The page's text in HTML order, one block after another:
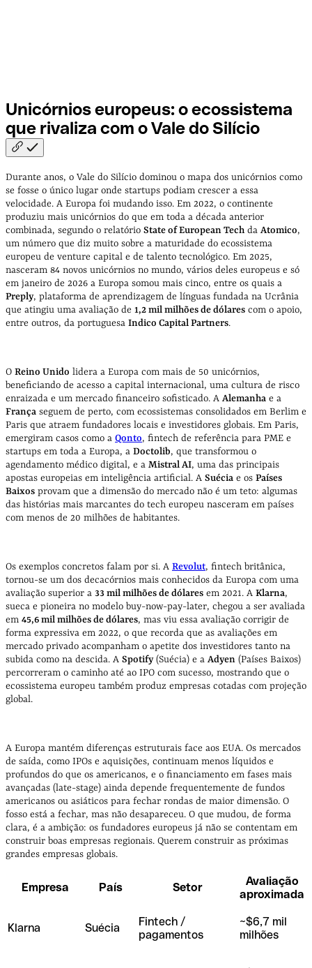
Unicórnios europeus: o ecossistema
que rivaliza com o Vale doSilício
Durante anos, o Vale do Silício dominou o mapa dos unicórnios como
se fosse o único lugar onde startups podiam crescer a essa
velocidade. A Europa foi mudando isso. Em 2022, o continente
produziu mais unicórnios do que em toda a década anterior
combinada, segundo o relatório State of European Tech da Atomico,
um número que diz muito sobre a maturidade do ecossistema
europeu de venture capital e de talento tecnológico. Em 2025,
nasceram 84 novos unicórnios no mundo, vários deles europeus e só
em janeiro de 2026 a Europa somou mais cinco, entre os quais a
Preply, plataforma de aprendizagem de línguas fundada na Ucrânia
que atingiu uma avaliação de 1,2 mil milhões de dólares com o apoio,
entre outros, da portuguesa Indico Capital Partners.
O Reino Unido lidera a Europa com mais de 50 unicórnios,
beneficiando de acesso a capital internacional, uma cultura de risco
enraizada e um mercado financeiro sofisticado. A Alemanha e a
França seguem de perto, com ecossistemas consolidados em Berlim e
Paris que atraem fundadores locais e investidores globais. Em Paris,
emergiram casos como a Qonto, fintech de referência para PME e
startups em toda a Europa, a Doctolib, que transformou o
agendamento médico digital, e a Mistral AI, uma das principais
apostas europeias em inteligência artificial. A Suécia e os Países
Baixos provam que a dimensão do mercado não é um teto: algumas
das histórias mais marcantes do tech europeu nasceram em países
com menos de 20 milhões de habitantes.
Os exemplos concretos falam por si. A Revolut, fintech britânica,
tornou-se um dos decacórnios mais conhecidos da Europa com uma
avaliação superior a 33 mil milhões de dólares em 2021. A Klarna,
sueca e pioneira no modelo buy-now-pay-later, chegou a ser avaliada
em 45,6 mil milhões de dólares, mas viu essa avaliação corrigir de
forma expressiva em 2022, o que recorda que as avaliações em
mercado privado acompanham o apetite dos investidores tanto na
subida como na descida. A Spotify(Suécia) e a Adyen (Países Baixos)
percorreram o caminho até ao IPO com sucesso, mostrando que o
ecossistema europeu também produz empresas cotadas com projeção
global.
A Europa mantém diferenças estruturais face aos EUA. Os mercados
de saída, como IPOs e aquisições, continuam menos líquidos e
profundos do que os americanos, e o financiamento em fases mais
avançadas (late-stage) ainda depende frequentemente de fundos
americanos ou asiáticos para fechar rondas de maior dimensão. O
fosso está a fechar, mas não desapareceu. O que mudou, de forma
clara, é a ambição: os fundadores europeus já não se contentam em
construir boas empresas regionais. Querem construir as próximas
grandes empresas globais.
Empresa País Setor
Avaliação
aproximada
Klarna Suécia
Fintech /
pagamentos
~$6,7 mil
milhões